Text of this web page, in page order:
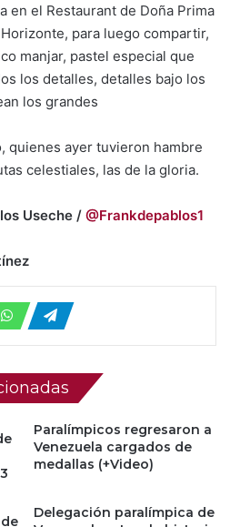
en el Restaurant de Doña Prima
para luego compartir,
manjar, pastel especial que
los detalles, detalles bajo los
los grandes
quienes ayer tuvieron hambre
celestiales, las de la gloria.
Useche / @Frankdepablos1
Paralímpicos regresaron a
Venezuela cargados de
medallas (+Video)
Delegación paralímpica de